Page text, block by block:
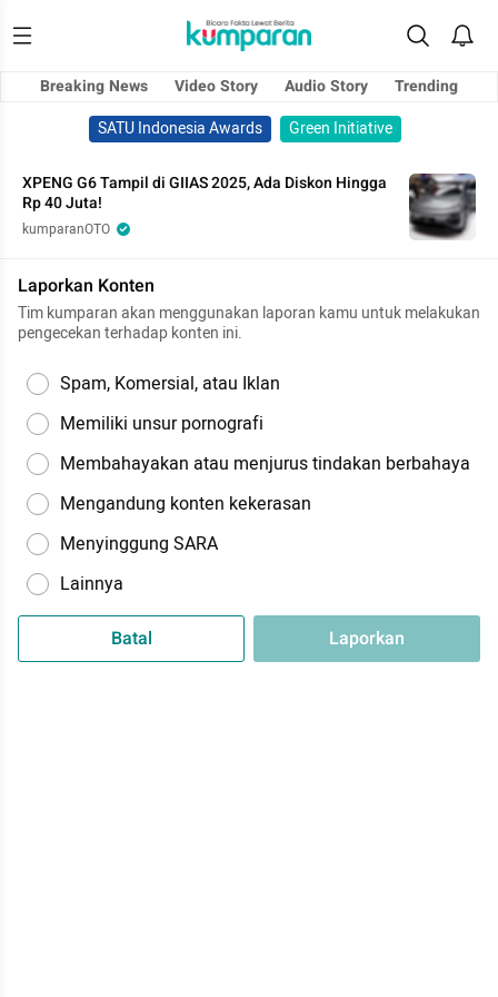
Breaking News Video Story Audio Story
Trending
SATU Indonesia Awards
Green Initiative
XPENG G6 Tampil di GIIAS 2025, Ada Diskon Hingga
Rp 40 Juta!
kumparanOTO
Laporkan Konten
Tim kumparan akan menggunakan laporan kamu untuk melakukan
pengecekan terhadap konten ini.
Spam, Komersial, atau Iklan
Memiliki unsur pornografi
Membahayakan atau menjurus tindakan berbahaya
Mengandung konten kekerasan
Menyinggung SARA
Lainnya
Batal Laporkan